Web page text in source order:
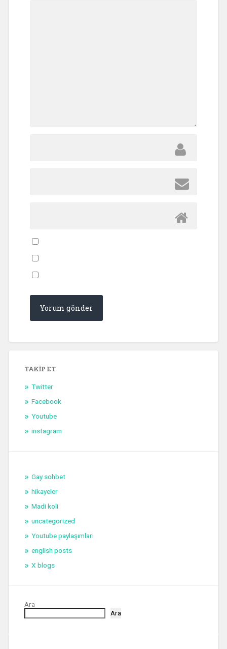
TAKIP ET
Twitter
Facebook
Youtube
instagram
Gay sohbet
hikayeler
Madi koli
uncategorized
Youtube paylaşımları
english posts
X blogs
Ara
Ara